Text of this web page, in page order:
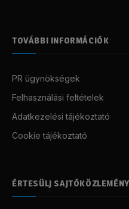
TOVÁBBI INFORMÁCIÓK
PR ügynökségek
Felhasználási feltételek
Adatkezelési tájékoztató
Cookie tájékoztató
ÉRTESÜLJ